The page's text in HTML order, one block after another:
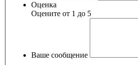
Оценка
Оцените от 1 до 5
Ваше сообщение